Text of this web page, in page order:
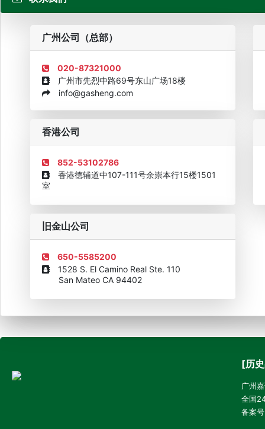
企业诚信AAAAA奖牌2015 欧美澳最具价值品牌移民机构
广州公司（总部）
020-87321000
广州市先烈中路69号东山广场18楼
info@gasheng.com
香港公司
852-53102786
香港德辅道中107-111号余崇本行15楼1501
室
旧金山公司
650-5585200
1528 S. El Camino Real Ste. 110
San Mateo CA 94402
[历
广州
全国
备案